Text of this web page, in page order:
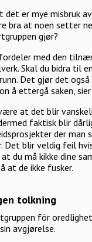
det er mye misbruk
bra at noen setter
gjør?
med den
Skal du bidra til
Det gjør det også
å ettergå saken,
at det blir
faktisk blir
der man
Det blir veldig feil
du må kikke dine
at de ikke fusker.
tolkning
för
avgjørelse.